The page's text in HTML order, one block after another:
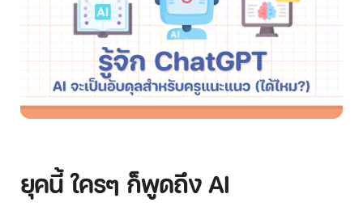
ยุคนี้ ใครๆ ก็พูดถึง AI